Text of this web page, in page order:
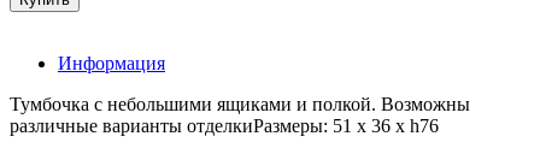
Информация
Тумбочка с небольшими ящиками и полкой. Возможны
различные варианты отделкиРазмеры: 51 x 36 x h76